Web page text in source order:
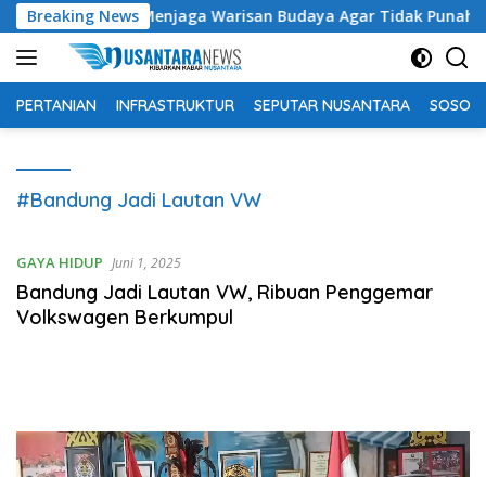
Langsung
ke
konten
Breaking News
Suhardi: Menjaga Warisan Budaya Agar Tidak Punah
PERTANIAN INFRASTRUKTUR SEPUTAR NUSANTARA SOSOK
#Bandung Jadi Lautan VW
GAYA HIDUP Juni 1, 2025
Bandung Jadi Lautan VW, Ribuan Penggemar
Volkswagen Berkumpul
Pemutar
Video